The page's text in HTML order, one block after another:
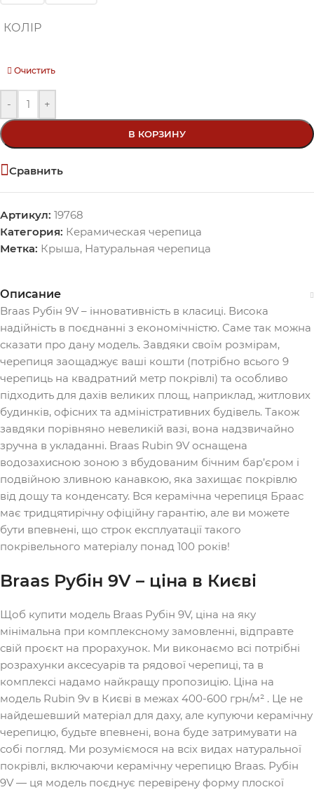
КОЛІР
Очистить
- +
В КОРЗИНУ
Сравнить
Артикул: 19768
Категория: Керамическая черепица
Метка: Крыша, Натуральная черепица
Описание
Braas Рубін 9V – інновативність в класиці. Висока
надійність в поєднанні з економічністю. Саме так можна
сказати про дану модель. Завдяки своїм розмірам,
черепиця заощаджує ваші кошти (потрібно всього 9
черепиць на квадратний метр покрівлі) та особливо
підходить для дахів великих площ, наприклад, житлових
будинків, офісних та адміністративних будівель. Також
завдяки порівняно невеликій вазі, вона надзвичайно
зручна в укладанні. Braas Rubin 9V оснащена
водозахисною зоною з вбудованим бічним бар’єром і
подвійною зливною канавкою, яка захищає покрівлю
від дощу та конденсату. Вся керамічна черепиця Браас
має тридцятирічну офіційну гарантію, але ви можете
бути впевнені, що строк експлуатації такого
покрівельного матеріалу понад 100 років!
Braas Рубін 9V – ціна в Києві
Щоб купити модель Braas Рубін 9V, ціна на яку
мінімальна при комплексному замовленні, відправте
свій проєкт на прорахунок. Ми виконаємо всі потрібні
розрахунки аксесуарів та рядової черепиці, та в
комплексі надамо найкращу пропозицію. Ціна на
модель Rubin 9v в Києві в межах 400-600 грн/м² . Це не
найдешевший матеріал для даху, але купуючи керамічну
черепицю, будьте впевнені, вона буде затримувати на
собі погляд. Ми розуміємося на всіх видах натуральної
покрівлі, включаючи керамічну черепицю Braas. Рубін
9V — ця модель поєднує перевірену форму плоскої